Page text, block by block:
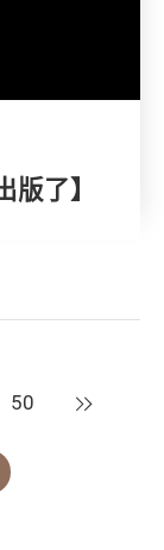
版了】
50 下一頁